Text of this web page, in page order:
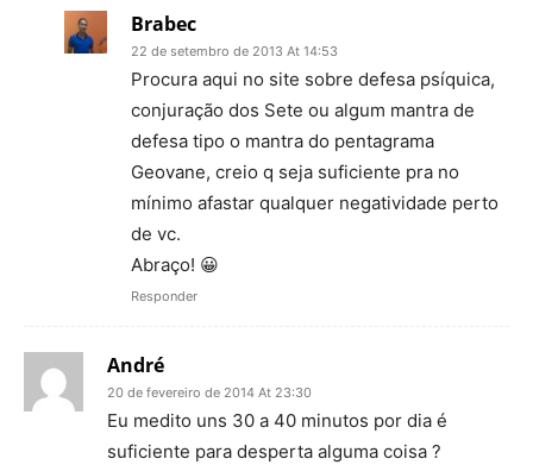
Brabec
22 de setembro de 2013 At 14:53
Procura aqui no site sobre defesa psíquica,
conjuração dos Sete ou algum mantra de
defesa tipo o mantra do pentagrama
Geovane, creio q seja suficiente pra no
mínimo afastar qualquer negatividade perto
de vc.
Abraço! 😀
Responder
André
20 de fevereiro de 2014 At 23:30
Eu medito uns 30 a 40 minutos por dia é
suficiente para desperta alguma coisa ?